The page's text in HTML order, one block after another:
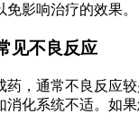
影响治疗的效果。
见不良反应
药，通常不良反应
消化系统不适。如